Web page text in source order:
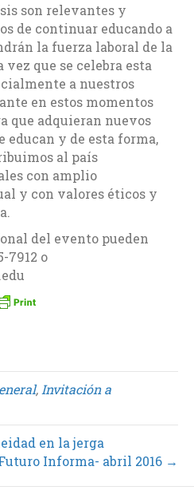
son relevantes y
de continuar educando a
la fuerza laboral de la
que se celebra esta
a nuestros
en estos momentos
que adquieran nuevos
educan y de esta forma,
al país
con amplio
y con valores éticos y
del evento pueden
7912 o
, Invitación a
en la jerga
Informa- abril 2016 →